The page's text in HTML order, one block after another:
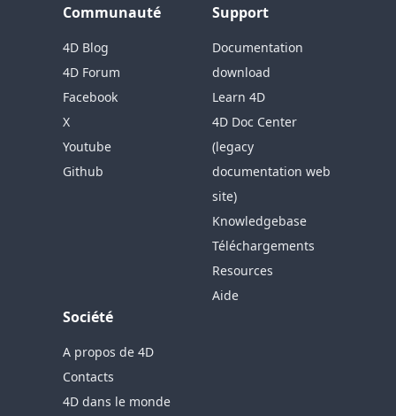
Communauté
4D Blog
4D Forum
Facebook
X
Youtube
Github
Support
Documentation
download
Learn 4D
4D Doc Center
(legacy
documentation web
site)
Knowledgebase
Téléchargements
Resources
Aide
Société
A propos de 4D
Contacts
4D dans le monde